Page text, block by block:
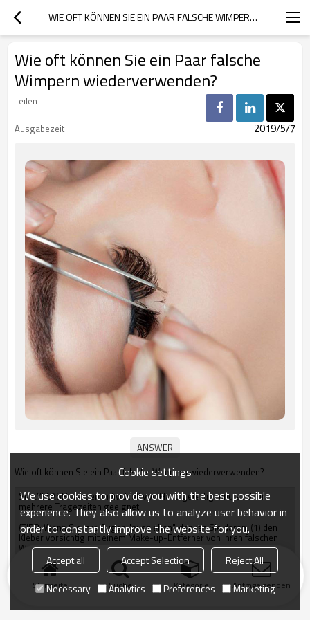
WIE OFT KÖNNEN SIE EIN PAAR FALSCHE WIMPERN WIEDERVERWENDEN?
Wie oft können Sie ein Paar falsche
Wimpern wiederverwenden?
Teilen
Ausgabezeit
2019/5/7
Wie oft können Sie ein Paar falsche Wimpern wiederverwenden?
SP EYELASH werden individuell von Hand gefertigt und sind für
mehrere Tragezeiten geeignet.
(TIPP: Wenn Sie Ihre Augen "ausziehen", denken Sie daran, (1) den
Kleber vorsichtig mit einem Make-up-Entferner von Ihren falschen
Wimpern zu entfernen und (2) sie wieder in ihrem Tablett
aufzubewahren, um ihre natürliche Form beizubehalten.)
Startseite Suche Kategorie Anfrage senden
Cookie settings
We use cookies to provide you with the best possible
experience. They also allow us to analyze user behavior in
order to constantly improve the website for you.
Accept all Accept Selection
Reject All
Necessary
Analytics Preferences Marketing